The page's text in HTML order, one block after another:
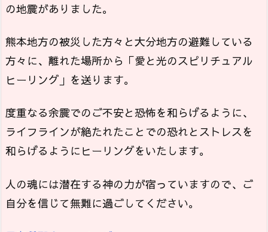
の地震がありました。
熊本地方の被災した方々と大分地方の避難している
方々に、離れた場所から「愛と光のスピリチュアル
ヒーリング」を送ります。
度重なる余震でのご不安と恐怖を和らげるように、
ライフラインが絶たれたことでの恐れとストレスを
和らげるようにヒーリングをいたします。
人の魂には潜在する神の力が宿っていますので、ご
自分を信じて無難に過ごしてください。